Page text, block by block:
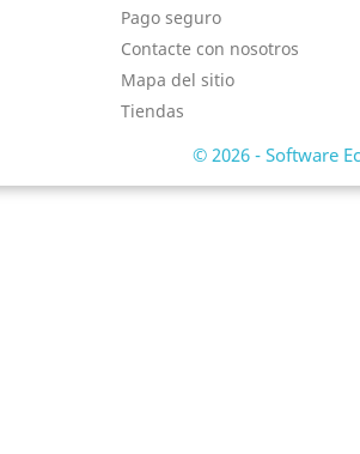
Pago seguro
Contacte con nosotros
Mapa del sitio
Tiendas
© 2026 - Software